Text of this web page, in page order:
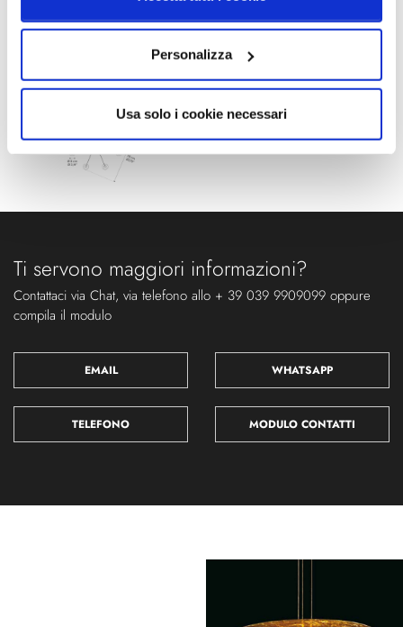
Personalizza
Usa solo i cookie necessari
Ti servono maggiori informazioni?
Contattaci via Chat, via telefono allo + 39 039 9909099 oppure
compila il modulo
EMAIL WHATSAPP
TELEFONO MODULO CONTATTI